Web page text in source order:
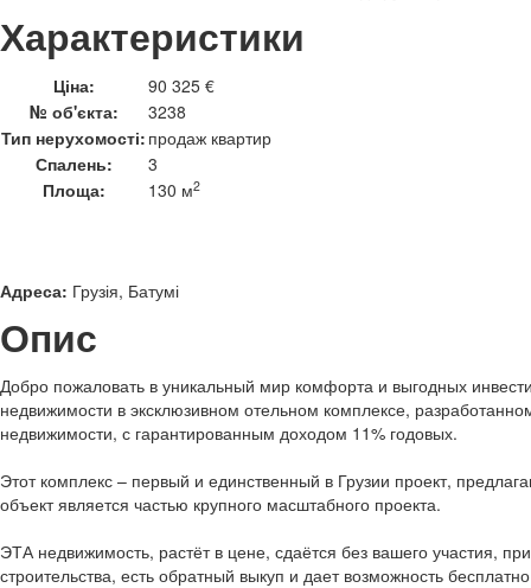
Характеристики
Ціна:
90 325 €
№ об'єкта:
3238
Тип нерухомості: продаж квартир
Спалень:
3
Площа:
130 м2
Адреса: Грузія, Батумі
Опис
Добро пожаловать в уникальный мир комфорта и выгодных
недвижимости в эксклюзивном отельном комплексе,
недвижимости, с гарантированным доходом 11% годовых.
Этот комплекс – первый и единственный в Грузии проект,
объект является частью крупного масштабного проекта.
ЭТА недвижимость, растёт в цене, сдаётся без вашего участия,
строительства, есть обратный выкуп и дает возможность